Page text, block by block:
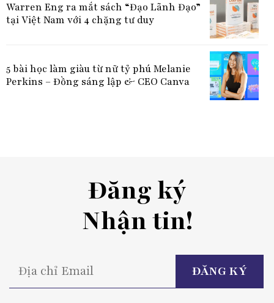
Warren Eng ra mắt sách “Đạo Lãnh Đạo”
tại Việt Nam với 4 chặng tư duy
5 bài học làm giàu từ nữ tỷ phú Melanie
Perkins – Đồng sáng lập & CEO Canva
Đăng ký
Nhận tin!